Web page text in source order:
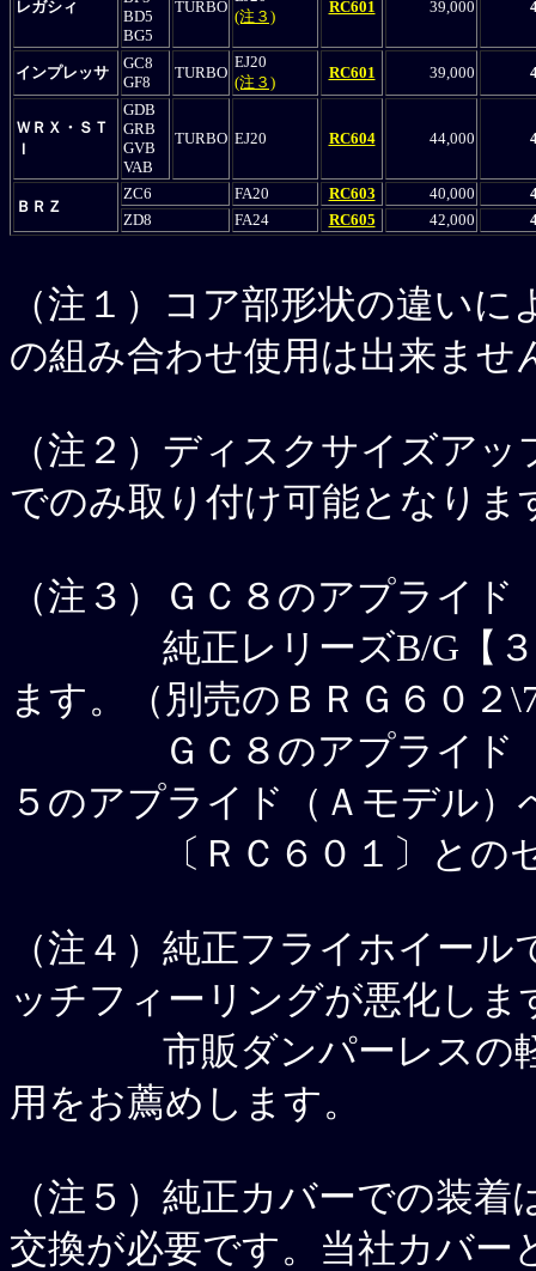
レガシィ
BD5
BG5
TURBO
(注３)
RC601 39,000
インプレッサ
GC8
GF8
TURBO
EJ20
(注３)
RC601 39,000
ＷＲＸ・ＳＴ
Ｉ
GDB
GRB
GVB
VAB
TURBO EJ20 RC604 44,000
ＢＲＺ
ZC6 FA20 RC603 40,000
ZD8
FA24 RC605 42,000
（注１）
コア部形状の違いに
の組み合わせ使用は出来ませ
（注２） ディスクサイズアッ
でのみ取り付け可能となりま
（注３）
ＧＣ８のアプライド
純正レリーズB/G【３０
ます。（別売のＢＲＧ６０２
ＧＣ８のアプライド（Ａ
５のアプライド（Ａモデル
〔ＲＣ６０１〕とのセ
（注４） 純正フライホイール
ッチフィーリングが悪化しま
市販ダンパーレスの軽
用をお薦めします。
（注５） 純正カバーでの装着
交換が必要です。当社カバ